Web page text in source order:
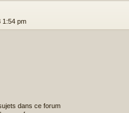
1:54 pm
dans ce forum